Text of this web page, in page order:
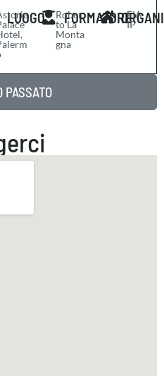
LUOGO FORMATORE
Rober
to La
Monta
gna
FIA
IP
PASSATO